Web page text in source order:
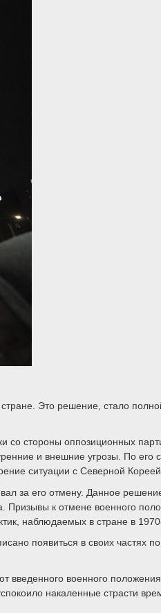
Это решение, стало
со стороны оппозиционных
и внешние угрозы. По его
ситуации с Северной Кореей.
за его отмену. Данное
к отмене военного
наблюдаемых в стране в
появиться в своих частях
введенного военного
накаленные страсти